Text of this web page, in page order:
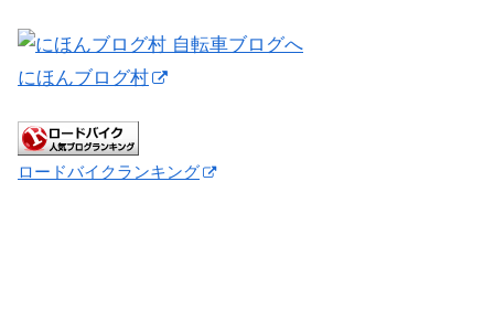
にほんブログ村
ロードバイクランキング